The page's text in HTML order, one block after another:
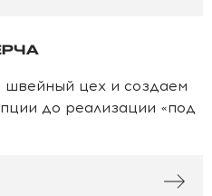
швейный цех и создаем
до реализации «под